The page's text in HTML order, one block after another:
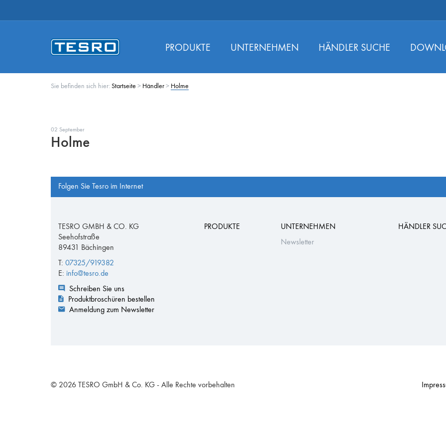
PRODUKTE UNTERNEHMEN HÄNDLER SUCHE
Sie befinden sich hier: Startseite > Händler > Holme
02 September
Holme
Folgen Sie Tesro im Internet
TESRO GMBH & CO. KG
Seehofstraße
89431 Bächingen
T: 07325/919382
E: info@tesro.de
Schreiben Sie uns
Produktbroschüren bestellen
Anmeldung zum Newsletter
PRODUKTE
UNTERNEHMEN
Newsletter
HÄNDLER
© 2026 TESRO GmbH & Co. KG - Alle Rechte vorbehalten